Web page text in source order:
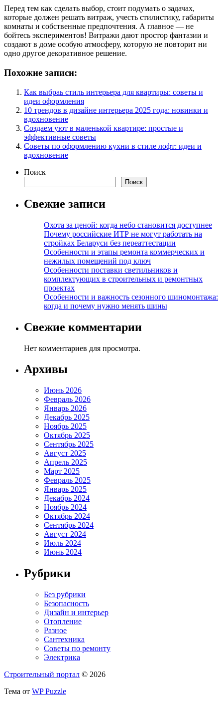
Перед тем как сделать выбор, стоит подумать о задачах,
которые должен решать витраж, учесть стилистику, габариты
комнаты и собственные предпочтения. А главное — не
бойтесь экспериментов! Витражи дают простор фантазии и
создают в доме особую атмосферу, которую не повторит ни
одно другое декоративное решение.
Похожие записи:
Как выбраь стиль интерьера для квартиры: советы и
идеи оформления
10 трендов в дизайне интерьера 2025 года: новинки и
вдохновение
Создаем уют в маленькой квартире: простые и
эффективные советы
Советы по оформлению кухни в стиле лофт: идеи и
вдохновение
Поиск
Поиск
Свежие записи
Охота за ценой: когда небо становится доступнее
Почему российские ИТР не могут работать на
стройках Беларуси без переаттестации
Особенности и этапы ремонта коммерческих и
нежилых помещений под ключ
Особенности поставки светильников и
комплектующих в строительных и ремонтных
проектах
Особенности и важность сезонного шиномонтажа:
когда и почему нужно менять шины
Свежие комментарии
Нет комментариев для просмотра.
Архивы
Июнь 2026
Февраль 2026
Январь 2026
Декабрь 2025
Ноябрь 2025
Октябрь 2025
Сентябрь 2025
Август 2025
Апрель 2025
Март 2025
Февраль 2025
Январь 2025
Декабрь 2024
Ноябрь 2024
Октябрь 2024
Сентябрь 2024
Август 2024
Июль 2024
Июнь 2024
Рубрики
Без рубрики
Безопасность
Дизайн и интерьер
Отопление
Разное
Сантехника
Советы по ремонту
Электрика
Строительный портал © 2026
Тема от WP Puzzle